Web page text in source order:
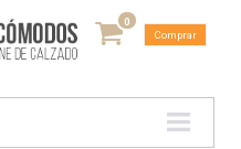
0
Comprar